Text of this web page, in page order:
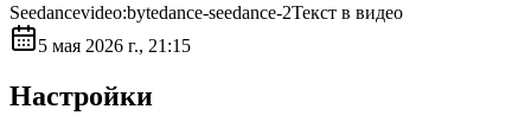
Seedancevideo:bytedance-seedance-2Текст в видео
5 мая 2026 г., 21:15
Настройки